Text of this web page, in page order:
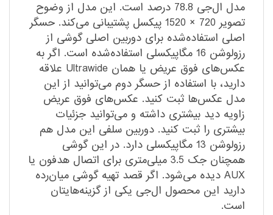
مدل ال‌جی 78.8 درصد است. این مدل از وضوح
تصویر 720 × 1520 پیکسل پشتیبانی می‌کند. حسگر
اصلی استفاده‌شده برای دوربین اصلی گوشی از
رزولوشن 16 مگاپیکسلی استفاده‌شده است. اگر به
عکس‌های فوق عریض یا همان Ultrawide علاقه
دارید، با استفاده از حسگر دوم می‌توانید از این
مدل عکس‌ها ثبت کنید. عکس‌های فوق عریض
زاویه دید بیشتری داشته و می‌توانید جزئیات
بیشتری را ثبت کنید. دوربین سلفی این مدل هم
رزولوشن 13 مگاپیکسلی دارد. در این گوشی
همچنان جک 3.5 میلی‌متری برای اتصال هدفون یا
AUX دیده می‌شود. اگر قصد تهیه گوشی میان‌رده
دارید این محصول ال‌جی یکی از گزینه‌هایتان
است.